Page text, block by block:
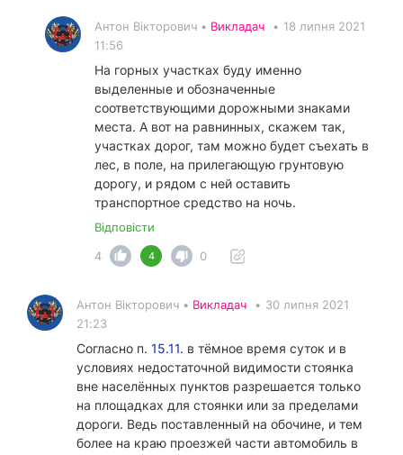
Антон Вікторович • Викладач • 18 липня 2021
11:56
На горных участках буду именно
выделенные и обозначенные
соответствующими дорожными знаками
места. А вот на равнинных, скажем так,
участках дорог, там можно будет съехать в
лес, в поле, на прилегающую грунтовую
дорогу, и рядом с ней оставить
транспортное средство на ночь.
Відповісти
4
4 0
Антон Вікторович • Викладач • 30 липня 2021
21:23
Согласно п. 15.11. в тёмное время суток и в
условиях недостаточной видимости стоянка
вне населённых пунктов разрешается только
на площадках для стоянки или за пределами
дороги. Ведь поставленный на обочине, и тем
более на краю проезжей части автомобиль в